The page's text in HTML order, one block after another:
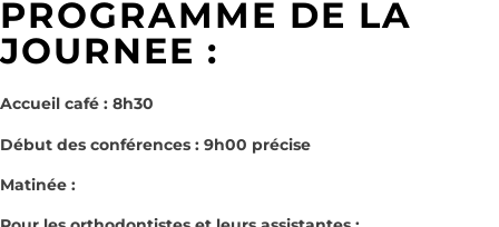
PROGRAMME DE LA
JOURNEE :
Accueil café : 8h30
Début des conférences : 9h00 précise
Matinée :